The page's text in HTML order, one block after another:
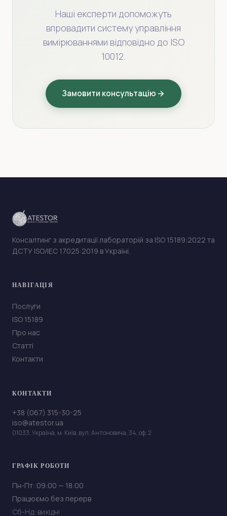
Наші експерти допоможуть
впровадити систему управління
вимірюваннями відповідно до ISO
10012.
Замовити консультацію
Консалтинг з акредитації лабораторій за ISO 15189:2022 та
ДСТУ ISO/IEC 17025:2019 в Україні.
НАВІГАЦІЯ
Послуги
ISO 15189
Про нас
Статті
Контакти
КОНТАКТИ
+38 (067) 315-30-25
iso@atestor.ua
01033, Україна, м. Київ, вул. Антоновича, 34, оф. 2
ГРАФІК РОБОТИ
Пн-Пт: 09:00 — 18:00
Працюємо без перерв
Сб-Нд: вихідні